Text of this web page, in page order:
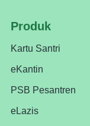
Produk
Kartu Santri
eKantin
PSB Pesantren
eLazis